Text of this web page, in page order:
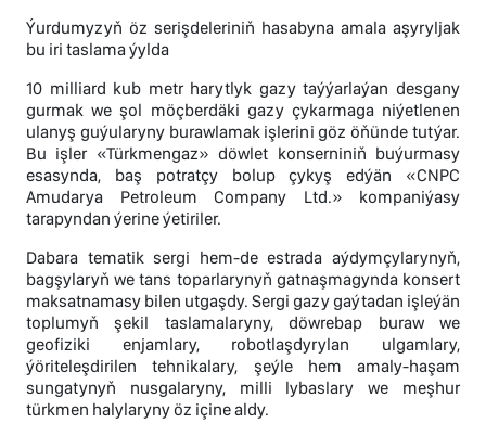
Ýurdumyzyň öz serişdeleriniň hasabyna amala aşyryljak
bu iri taslama ýylda
10 milliard kub metr harytlyk gazy taýýarlaýan desgany
gurmak we şol möçberdäki gazy çykarmaga niýetlenen
ulanyş guýularyny burawlamak işlerini göz öňünde tutýar.
Bu işler «Türkmengaz» döwlet konserniniň buýurmasy
esasynda, baş potratçy bolup çykyş edýän «CNPC
Amudarya Petroleum Company Ltd.» kompaniýasy
tarapyndan ýerine ýetiriler.
Dabara tematik sergi hem-de estrada aýdymçylarynyň,
bagşylaryň we tans toparlarynyň gatnaşmagynda konsert
maksatnamasy bilen utgaşdy. Sergi gazy gaýtadan işleýän
toplumyň şekil taslamalaryny, döwrebap buraw we
geofiziki enjamlary, robotlaşdyrylan ulgamlary,
ýöriteleşdirilen tehnikalary, şeýle hem amaly-haşam
sungatynyň nusgalaryny, milli lybaslary we meşhur
türkmen halylaryny öz içine aldy.